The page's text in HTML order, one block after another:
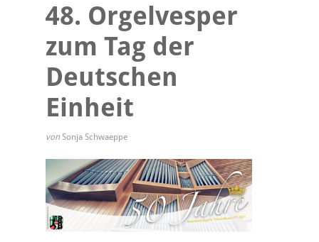
48. Orgelvesper
zum Tag der
Deutschen
Einheit
von Sonja Schwaeppe